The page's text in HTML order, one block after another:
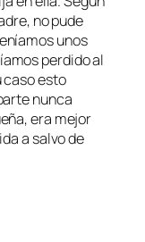
no pude
unos
perdido al
caso esto
nunca
era mejor
a salvo de